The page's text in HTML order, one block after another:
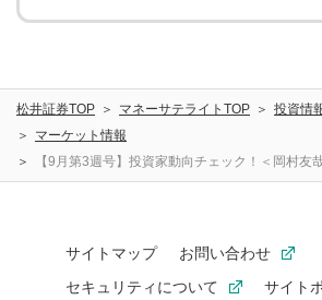
松井証券TOP マネーサテライトTOP
投資情
マーケット情報
【9月第3週号】投資家動向チェック！＜岡村友
サイトマップ
お問い合わせ
セキュリティについて
サイト